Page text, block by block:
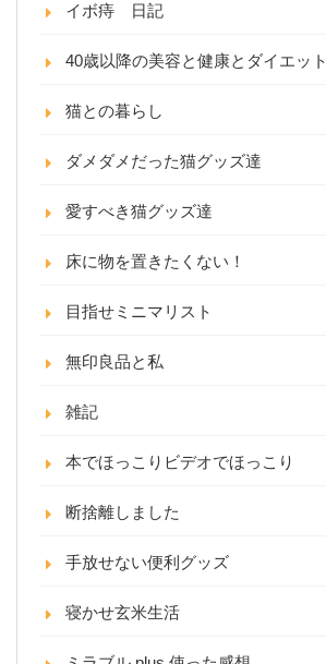
イボ痔 日記
40歳以降の美容と健康とダイエット
猫との暮らし
ダメダメだった猫グッズ達
愛すべき猫グッズ達
床に物を置きたくない！
目指せミニマリスト
無印良品と私
雑記
本でほっこりビデオでほっこり
断捨離しました
手放せない便利グッズ
寝かせ玄米生活